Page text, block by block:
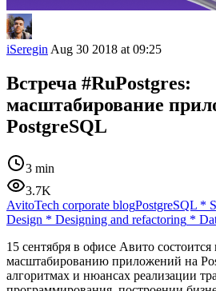
iSeregin Aug 30 2018 at 09:25
Встреча #RuPostgres:
масштабирование
PostgreSQL
3 min
3.7K
AvitoTech corporate blogPostgreSQL *
Design * Designing and refactoring *
15 сентября в офисе Авито
масштабированию приложений на
алгоритмах и нюансах реализации